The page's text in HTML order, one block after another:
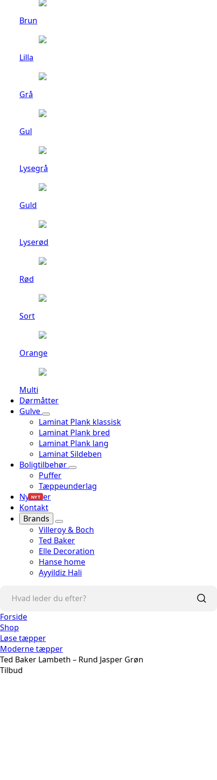
Brun
Lilla
Grå
Gul
Lysegrå
Guld
Lyserød
Rød
Sort
Orange
Multi
Dørmåtter
Gulve
Laminat Plank klassisk
Laminat Plank bred
Laminat Plank lang
Laminat Sildeben
Boligtilbehør
Puffer
Tæppeunderlag
Nyheder
NYT
Kontakt
Brands
Villeroy & Boch
Ted Baker
Elle Decoration
Hanse home
Ayyildiz Hali
Forside
Shop
Løse tæpper
Moderne tæpper
Ted Baker Lambeth – Rund Jasper Grøn
Tilbud